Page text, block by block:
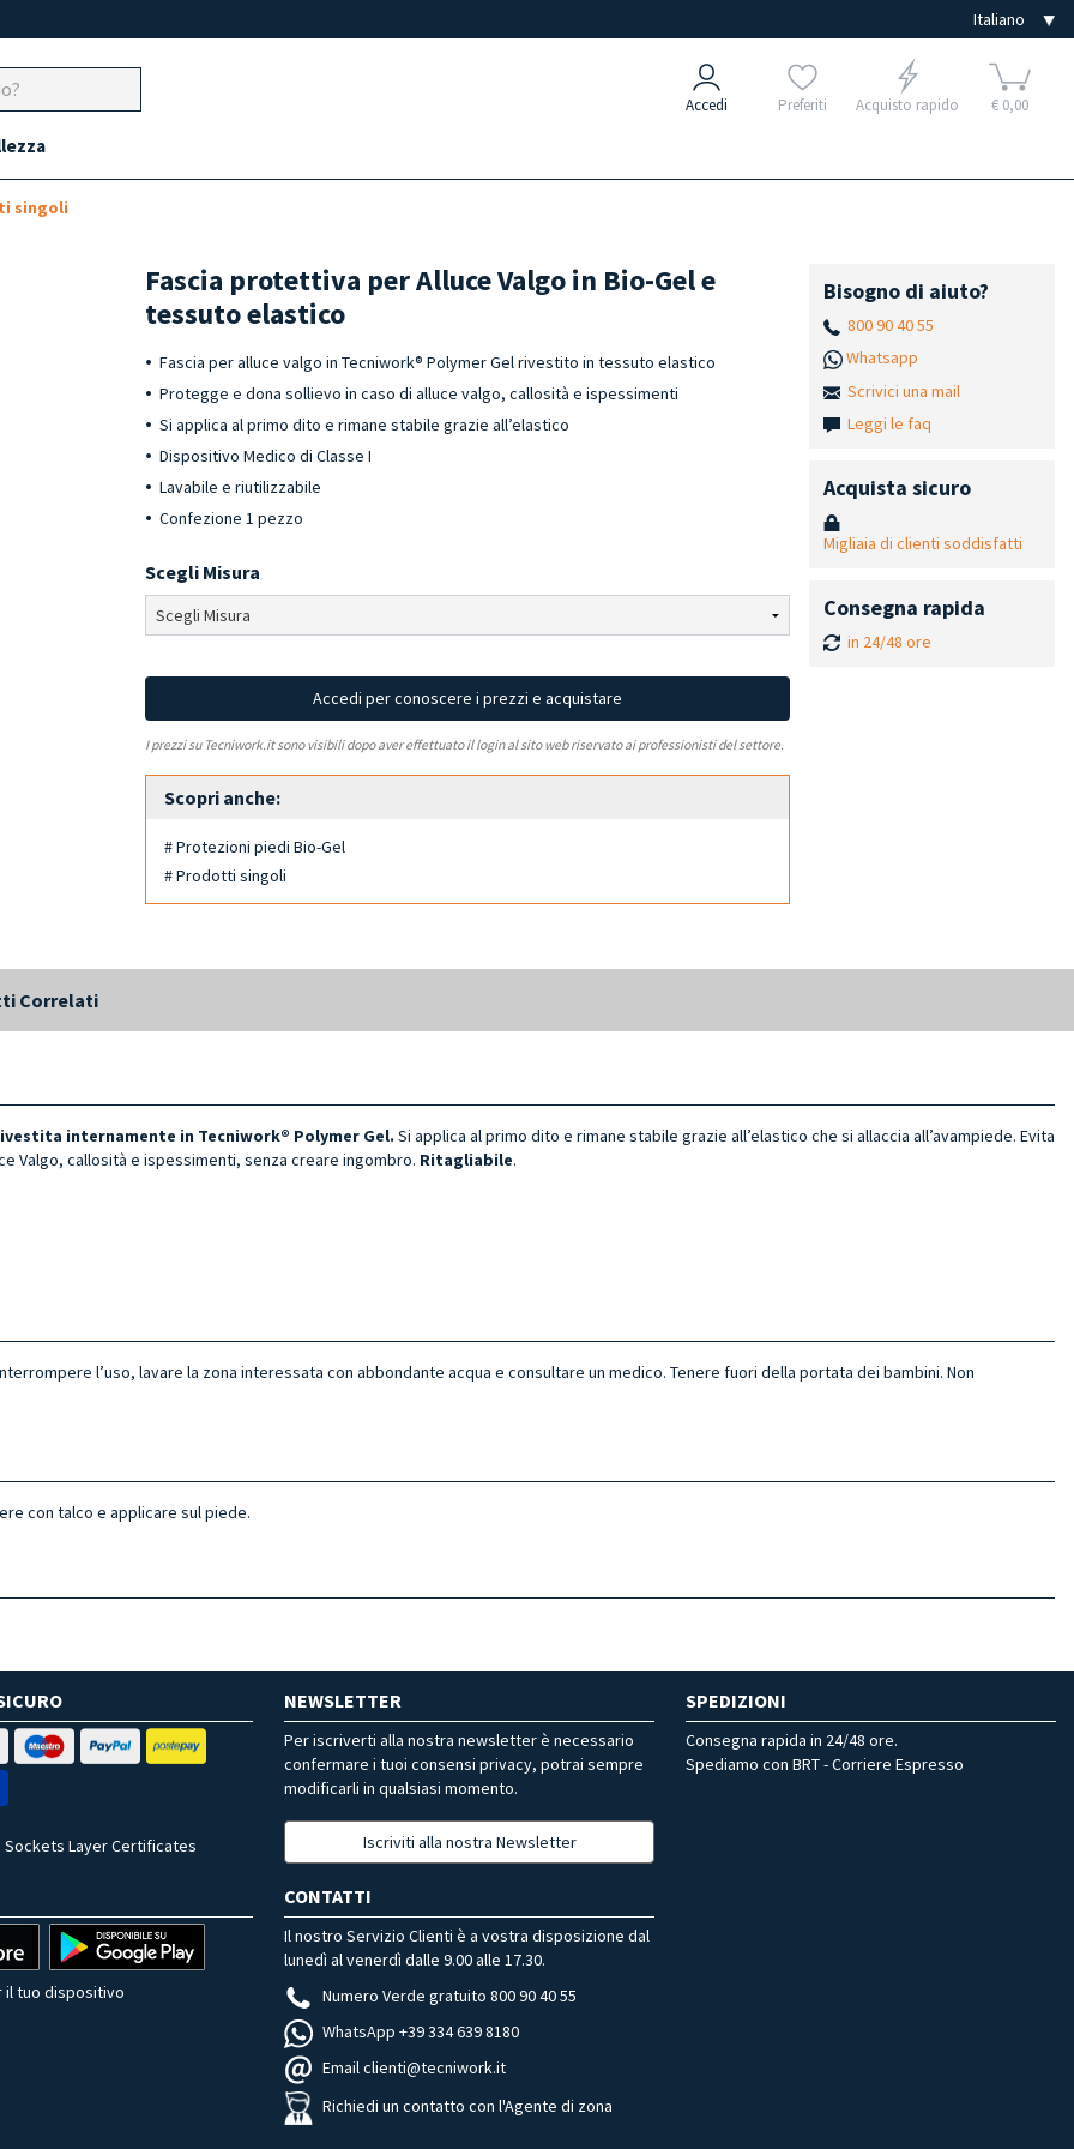
Accedi Preferiti Acquisto rapido € 0,00
singoli
Fascia protettiva per Alluce Valgo in Bio-Gel e
tessuto elastico
Fascia per alluce valgo in Tecniwork® Polymer Gel rivestito in tessuto elastico
Protegge e dona sollievo in caso di alluce valgo, callosità e ispessimenti
Si applica al primo dito e rimane stabile grazie all’elastico
Dispositivo Medico di Classe I
Lavabile e riutilizzabile
Confezione 1 pezzo
Scegli Misura
Accedi per conoscere i prezzi e acquistare
I prezzi su Tecniwork.it sono visibili dopo aver effettuato il login al sito web riservato ai professionisti del settore.
Scopri anche:
# Protezioni piedi Bio-Gel
# Prodotti singoli
Bisogno di aiuto?
800 90 40 55
Whatsapp
Scrivici una mail
Leggi le faq
Acquista sicuro
Migliaia di clienti soddisfatti
Consegna rapida
in 24/48 ore
Correlati
internamente in Tecniwork® Polymer Gel. Si applica al primo dito e rimane stabile grazie all’elastico che si allaccia all’avampiede. Evita
Valgo, callosità e ispessimenti, senza creare ingombro. Ritagliabile.
l’uso, lavare la zona interessata con abbondante acqua e consultare un medico. Tenere fuori della portata dei bambini. Non
con talco e applicare sul piede.
Sockets Layer Certificates
NEWSLETTER
Per iscriverti alla nostra newsletter è necessario
confermare i tuoi consensi privacy, potrai sempre
modificarli in qualsiasi momento.
Iscriviti alla nostra Newsletter
SPEDIZIONI
Consegna rapida in 24/48 ore.
Spediamo con BRT - Corriere Espresso
il tuo dispositivo
CONTATTI
Il nostro Servizio Clienti è a vostra disposizione dal
lunedì al venerdì dalle 9.00 alle 17.30.
Numero Verde gratuito 800 90 40 55
WhatsApp +39 334 639 8180
Email clienti@tecniwork.it
Richiedi un contatto con l'Agente di zona